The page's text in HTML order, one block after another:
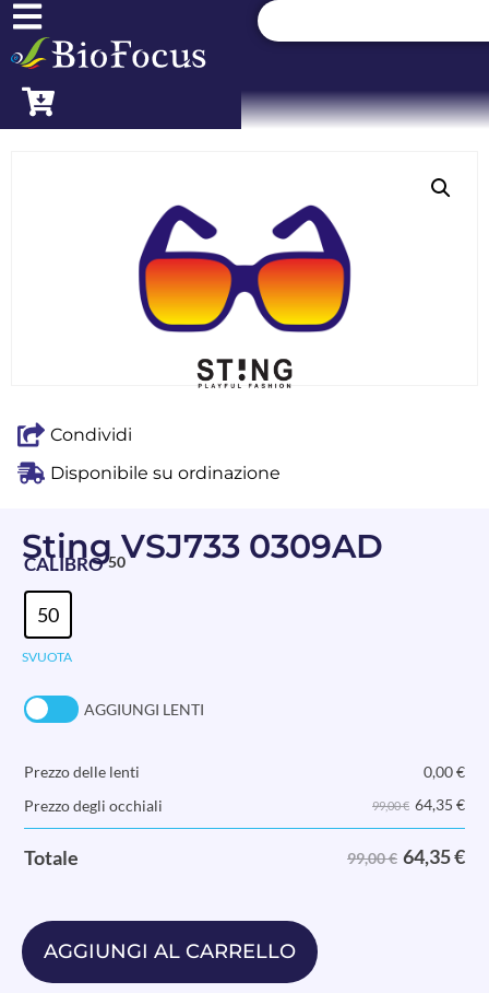
Condividi
Disponibile su ordinazione
Sting VSJ733 0309AD
CALIBRO 50
50
SVUOTA
AGGIUNGI LENTI
Prezzo delle lenti 0,00€
Prezzo degli occhiali
99,00 € 64,35 €
Totale 99,00 € 64,35€
AGGIUNGI AL CARRELLO